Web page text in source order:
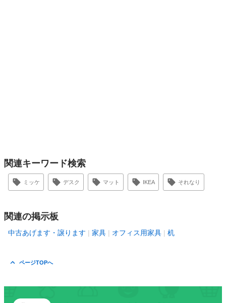
関連キーワード検索
ミッケ デスク マット IKEA それなり
関連の掲示板
中古あげます・譲ります 家具 オフィス用家具 机
ページTOPへ